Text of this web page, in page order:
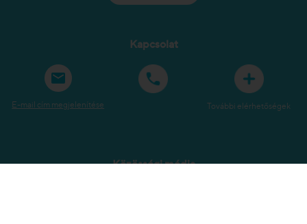
Kapcsolat
E-mail cím megjelenítése További elérhetőségek
Közösségi média